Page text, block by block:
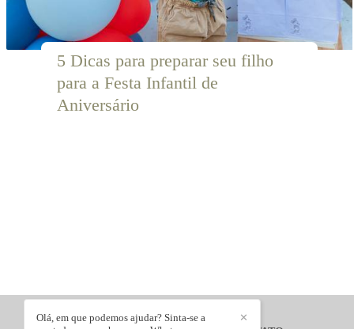
5 Dicas para preparar seu filho
para a Festa Infantil de
Aniversário
✕
Olá, em que podemos ajudar? Sinta-se a